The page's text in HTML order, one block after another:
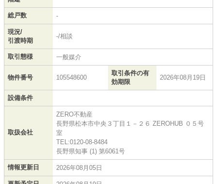
総戸数 -
現況/
引渡時期
-/相談
取引態様 一般媒介
物件番号 105548600
取引条件の有
効期限
2026年08月19日
設備条件
取扱会社
ZERO不動産
長野県松本市中央３丁目１－２６ ZEROHUB ０５号
室
TEL:0120-08-8484
長野県知事 (1) 第6061号
情報更新日 2026年08月05日